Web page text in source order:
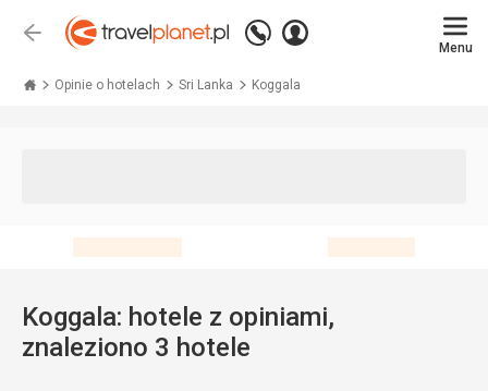
Wstecz
Zadzwoń
+48 71 771 76 55
Zaloguj
Menu
Opinie o hotelach Sri Lanka Koggala
Koggala: hotele z opiniami,
znaleziono 3 hotele